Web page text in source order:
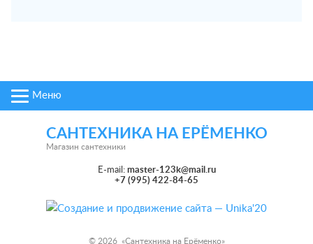
Меню
САНТЕХНИКА НА ЕРЁМЕНКО
Магазин сантехники
E-mail: master-123k@mail.ru
+7 (995) 422-84-65
© 2026 «Сантехника на Ерёменко»